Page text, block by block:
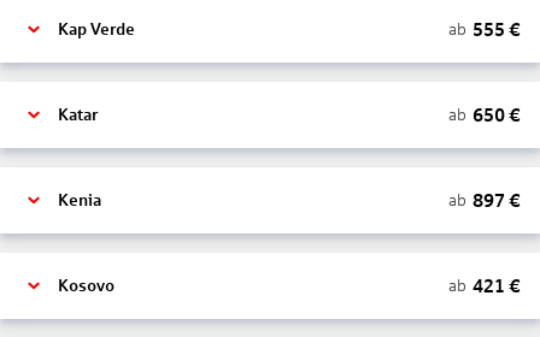
Kap Verde ab 555 €
Katar ab 650€
Kenia ab 897 €
Kosovo ab 421 €